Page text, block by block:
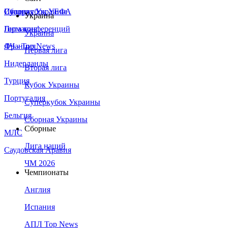
Сборная Украины
Италия
Германия
Франция
Нидерланды
Турция
Португалия
Бельгия
МЛС
Саудовская Аравия
Суперкубок УЕФА
Лига конференций
ЛЧ - Top News
Украина
Украина
Первая лига
Вторая лига
Кубок Украины
Суперкубок Украины
Сборная Украины
Сборные
Лига наций
ЧМ 2026
Чемпионаты
Англия
Испания
АПЛ Top News